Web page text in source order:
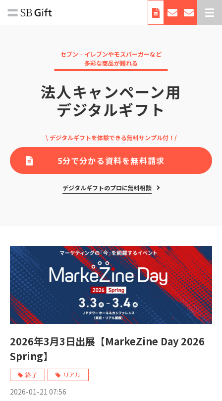
サービス紹介
導入事例
料金
利用シーン・使い方
自治体向けサービス
会社概要
セブン‐イレブンやモスバーガーなど
多彩な商品が贈れる
法人キャンペーン用
デジタルギフト
\ デジタルギフトを体験できる無料サンプル付！/
5分で分かる資料を無料請求
デジタルギフトのプロに無料相談
2026年3月3日出展【MarkeZine Day 2026
Spring】
終了 リアル
2026-01-21 07:56